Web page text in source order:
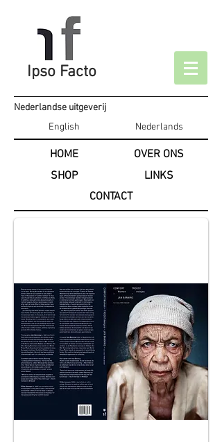
Ipso Facto
Nederlandse uitgeverij
English
Nederlands
HOME
OVER ONS
SHOP
LINKS
CONTACT